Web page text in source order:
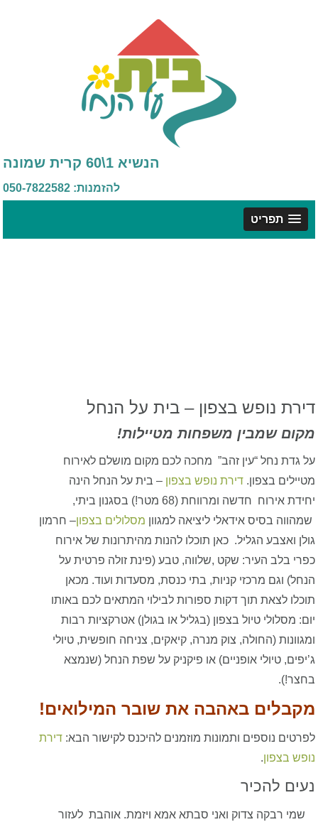
הנשיא 1\60 קרית שמונה
להזמנות: 050-7822582
תפריט
דירת נופש בצפון – בית על הנחל
מקום שמבין משפחות מטיילות!
על גדת נחל “עין זהב” מחכה לכם מקום מושלם לאירוח
מטיילים בצפון.דירת נופש בצפון – בית על הנחל הינה
יחידת אירוח חדשה ומרווחת
(68 מטר!) בסגנון ביתי,
שמהווה בסיס אידאלי ליציאה למגוון מסלולים בצפון– חרמון
גולן ואצבע הגליל. כאן תוכלו להנות מהיתרונות של אירוח
כפרי בלב העיר: שקט ,שלווה, טבע (פינת זולה פרטית על
הנחל) וגם מרכזי קניות, בתי כנסת, מסעדות ועוד. מכאן
תוכלו לצאת תוך דקות ספורות לבילוי המתאים לכם באותו
יום: מסלולי טיול בצפון (בגליל או בגולן) אטרקציות רבות
ומגוונות (החולה, צוק מנרה, קיאקים, צניחה חופשית, טיולי
ג’יפים, טיולי אופניים) או פיקניק על שפת הנחל (שנמצא
בחצר!).
מקבלים באהבה את שובר המילואים!
לפרטים נוספים ותמונות מוזמנים להיכנס לקישור הבא:דירת
נופש בצפון.
נעים להכיר
שמי רבקה צדוק ואני סבתא אמא ויזמת. אוהבת לעזור